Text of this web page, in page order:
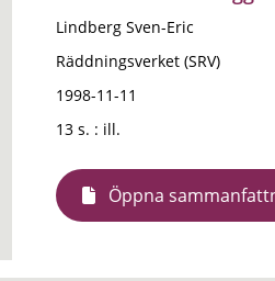
Lindberg Sven-Eric
Räddningsverket (SRV)
1998-11-11
13 s. : ill.
Öppna